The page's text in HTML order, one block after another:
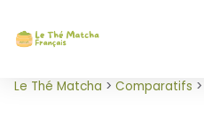
Le Thé Matcha > Comparatifs >